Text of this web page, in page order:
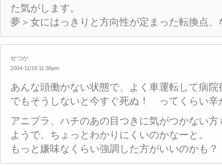
た気がします。
夢＞女にはっきりと方向性が定まった転換点
せつが
2004-11/19 11:36pm
あんな頭働かない状態で、よく車運転して病
でもそうしないと今すぐ死ぬ！ ってくらい辛
アニプラ、ハチのあの目つきに気がつかない
ようで、ちょっとわかりにくいのかなーと。
もっと嫌味なくらい強調した方がいいのかも？